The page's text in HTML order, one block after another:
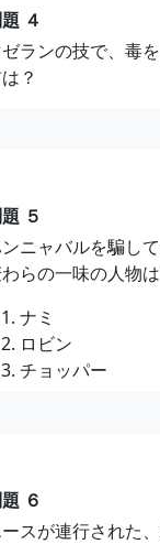
４
ランの技で、毒
？
５
ニャバルを騙し
らの一味の人物
ナミ
ロビン
チョッパー
６
スが連行された